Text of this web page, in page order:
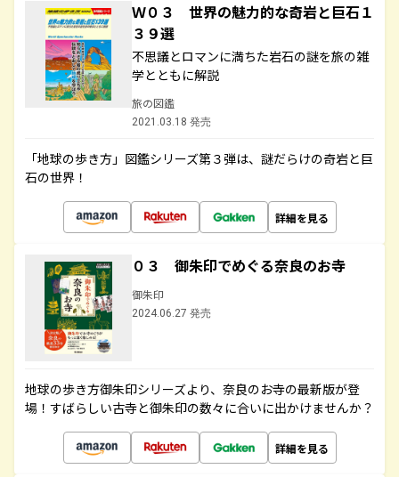
Ｗ０３ 世界の魅力的な奇岩と巨石１
３９選
不思議とロマンに満ちた岩石の謎を旅の雑
学とともに解説
旅の図鑑
2021.03.18 発売
「地球の歩き方」図鑑シリーズ第３弾は、謎だらけの奇岩と巨
石の世界！
詳細を見る
０３ 御朱印でめぐる奈良のお寺
御朱印
2024.06.27 発売
地球の歩き方御朱印シリーズより、奈良のお寺の最新版が登
場！すばらしい古寺と御朱印の数々に合いに出かけませんか？
詳細を見る